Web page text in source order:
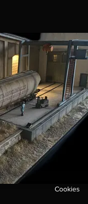
Cookies